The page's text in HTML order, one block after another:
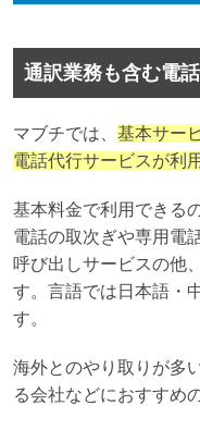
通訳業務も含む電
マブチでは、 基本サー
電話代行サービスが利
基本料金で利用できる
電話の取次ぎや専用電
呼び出しサービスの他
す。言語では日本語・
す。
海外とのやり取りが多
る会社などにおすすめ